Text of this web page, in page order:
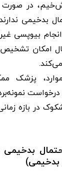
در
بدخیمی
انجام بیوپسی
امکان
پزشک
در بازه